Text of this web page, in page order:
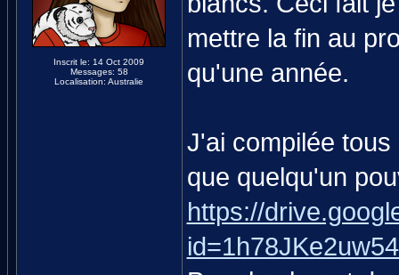
Inscrit le: 14 Oct 2009
Messages: 58
Localisation: Australie
mettre la fin au
qu'une année.
J'ai compilée
que quelqu'un
https://